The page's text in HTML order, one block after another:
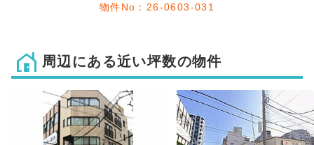
物件No：26-0603-031
周辺にある近い坪数の物件